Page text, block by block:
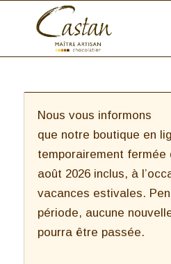
Nous vous informons
que notre boutique en
temporairement fermée
août 2026 inclus, à
vacances estivales.
période, aucune
pourra être passée.